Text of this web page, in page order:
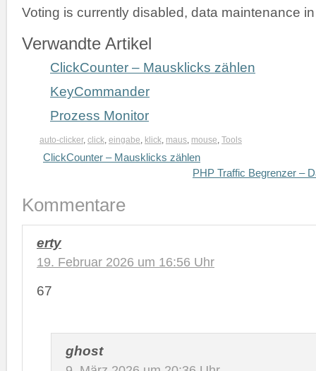
Voting is currently disabled, data maintenance
Verwandte Artikel
ClickCounter – Mausklicks zählen
KeyCommander
Prozess Monitor
auto-clicker, click, eingabe, klick, maus, mouse, Tools
ClickCounter – Mausklicks zählen
PHP Traffic Begrenzer –
Kommentare
erty
19. Februar 2026 um 16:56 Uhr
67
ghost